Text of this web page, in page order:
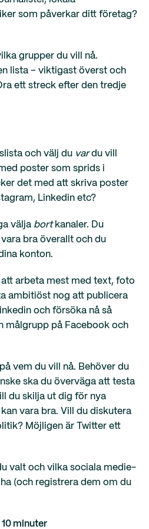
som påverkar ditt företag?
grupper du vill nå.
lista – viktigast överst och
ett streck efter den tredje
och välj du vardu vill
poster som sprids i
det med att skriva poster
Linkedin etc?
välja bort kanaler. Du
bra överallt och du
konton.
arbeta mest med text, foto
ambitiöst nog att publicera
och försöka nå så
målgrupp på Facebook och
vem du vill nå. Behöver du
ska du överväga att testa
du skilja ut dig för nya
vara bra. Vill du diskutera
Möjligen är Twitter ett
valt och vilka sociala medie-
(och registrera dem om du
10 minuter